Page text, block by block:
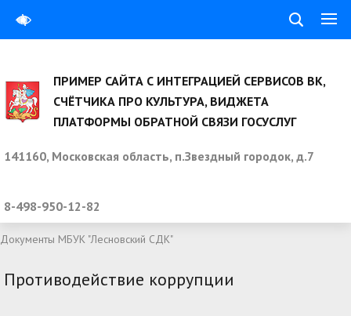
ПРИМЕР САЙТА С ИНТЕГРАЦИЕЙ СЕРВИСОВ ВК,
СЧЁТЧИКА ПРО КУЛЬТУРА, ВИДЖЕТА
ПЛАТФОРМЫ ОБРАТНОЙ СВЯЗИ ГОСУСЛУГ
141160, Московская область, п.Звездный городок, д.7
8-498-950-12-82
Документы МБУК "Лесновский СДК"
Противодействие коррупции